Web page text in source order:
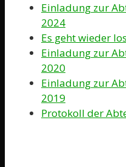
Einladung zur
2024
Es geht wieder
Einladung zur
2020
Einladung zur
2019
Protokoll der